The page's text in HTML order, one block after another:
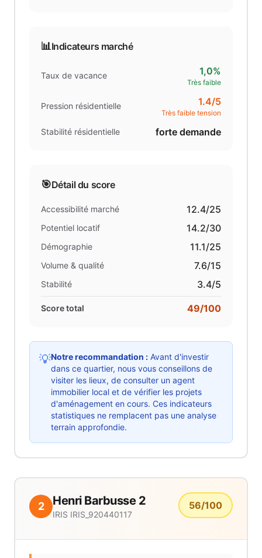
📊Indicateurs marché
Taux de vacance 1,0%
Très faible
Pression résidentielle 1.4/5
Très faible tension
Stabilité résidentielle forte demande
🎯Détail du score
Accessibilité marché 12.4/25
Potentiel locatif 14.2/30
Démographie 11.1/25
Volume & qualité 7.6/15
Stabilité 3.4/5
Score total 49/100
💡Notre recommandation : Avant d'investir
dans ce quartier, nous vous conseillons de
visiter les lieux, de consulter un agent
immobilier local et de vérifier les projets
d'aménagement en cours. Ces indicateurs
statistiques ne remplacent pas une analyse
terrain approfondie.
2 Henri Barbusse 2
IRIS IRIS_920440117
56/100